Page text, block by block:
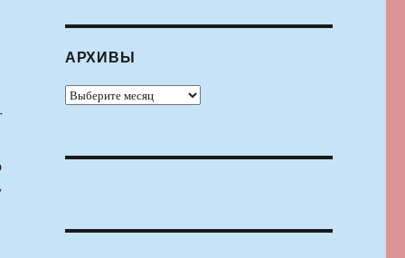
АРХИВЫ
Архивы